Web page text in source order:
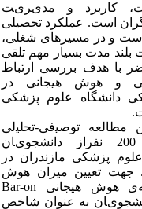
ﮐﺎرﺑﺮد و ﻣﺪیﺮیﺖ
است.عملکرد تحصیلی
و در مسیرهای شغلی،
مدت بسیار مهم تلقی
ﺑﺎ ﻫﺪف ﺑﺮرﺳﯽ ارﺗﺒﺎط
و ﻫﻮش ﻫﯿﺠﺎﻧﯽ در
داﻧﺸﮕﺎه ﻋﻠﻮم
ﭘﺰﺷﮑﯽ
ﻣﻄﺎﻟﻌﻪ ﺗﻮﺻﯿفی-ﺗﺤﻠﯿلی
مقطعی، بر روی 200 نفراز داﻧﺸﺠﻮیﺎن
پزشکی مازندران در
شد. ﺟﻬﺖ ﺗﻌﯿﯿﻦ ﻣﯿﺰان ﻫﻮش
ﻫﻮش ﻫﯿﺠﺎﻧﯽ
Bar-on
ﺑﻪ ﻋﻨﻮان ﺷﺎﺧﺺ